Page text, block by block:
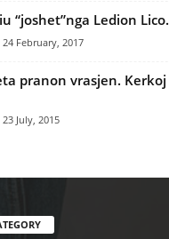
“joshet”nga Ledion Lico.
24 February, 2017
pranon vrasjen. Kerkoj
23 July, 2015